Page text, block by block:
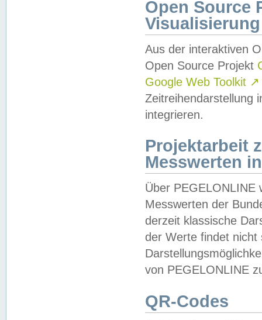
Open Source
Visualisierung
Aus der interaktiven
Open Source Projekt
Google Web Toolkit ↗
Zeitreihendarstellung
integrieren.
Projektarbeit
Messwerten
Über PEGELONLINE
Messwerten der
derzeit klassische
der Werte findet
von PEGELONLINE
QR-Codes